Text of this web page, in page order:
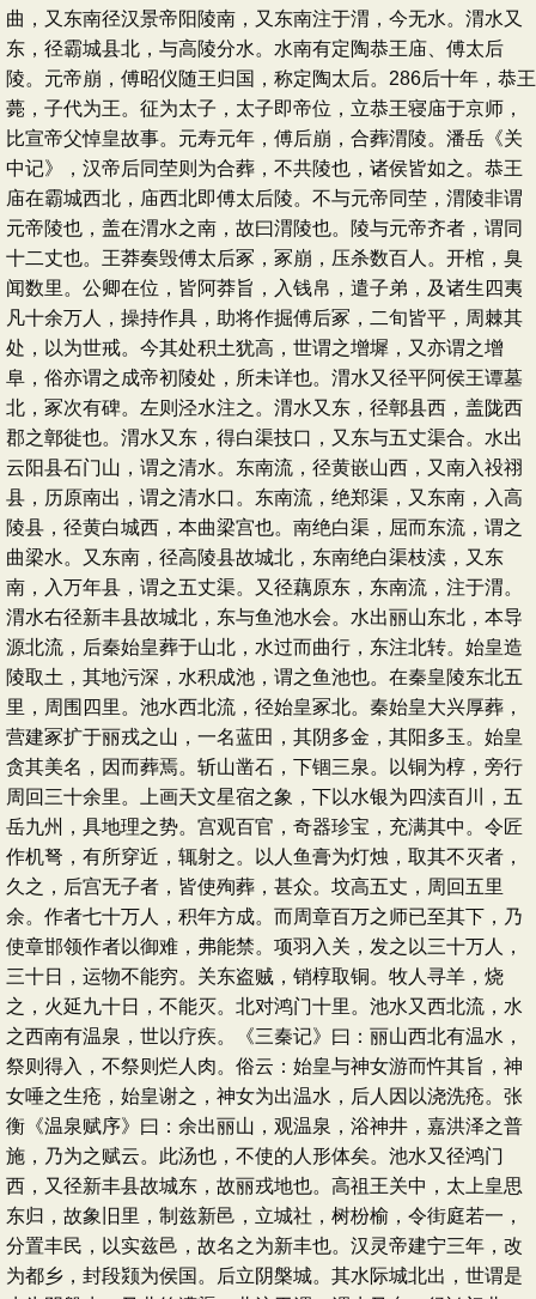
曲，又东南径汉景帝阳陵南，又东南注于渭，今无水。渭水又
东，径霸城县北，与高陵分水。水南有定陶恭王庙、傅太后
陵。元帝崩，傅昭仪随王归国，称定陶太后。286后十年，恭王
薨，子代为王。征为太子，太子即帝位，立恭王寝庙于京师，
比宣帝父悼皇故事。元寿元年，傅后崩，合葬渭陵。潘岳《关
中记》，汉帝后同茔则为合葬，不共陵也，诸侯皆如之。恭王
庙在霸城西北，庙西北即傅太后陵。不与元帝同茔，渭陵非谓
元帝陵也，盖在渭水之南，故曰渭陵也。陵与元帝齐者，谓同
十二丈也。王莽奏毁傅太后冢，冢崩，压杀数百人。开棺，臭
闻数里。公卿在位，皆阿莽旨，入钱帛，遣子弟，及诸生四夷
凡十余万人，操持作具，助将作掘傅后冢，二旬皆平，周棘其
处，以为世戒。今其处积土犹高，世谓之增墀，又亦谓之增
阜，俗亦谓之成帝初陵处，所未详也。渭水又径平阿侯王谭墓
北，冢次有碑。左则泾水注之。渭水又东，径鄣县西，盖陇西
郡之鄣徙也。渭水又东，得白渠技口，又东与五丈渠合。水出
云阳县石门山，谓之清水。东南流，径黄嵌山西，又南入祋祤
县，历原南出，谓之清水口。东南流，绝郑渠，又东南，入高
陵县，径黄白城西，本曲梁宫也。南绝白渠，屈而东流，谓之
曲梁水。又东南，径高陵县故城北，东南绝白渠枝渎，又东
南，入万年县，谓之五丈渠。又径藕原东，东南流，注于渭。
渭水右径新丰县故城北，东与鱼池水会。水出丽山东北，本导
源北流，后秦始皇葬于山北，水过而曲行，东注北转。始皇造
陵取土，其地污深，水积成池，谓之鱼池也。在秦皇陵东北五
里，周围四里。池水西北流，径始皇冢北。秦始皇大兴厚葬，
营建冢扩于丽戎之山，一名蓝田，其阴多金，其阳多玉。始皇
贪其美名，因而葬焉。斩山凿石，下锢三泉。以铜为椁，旁行
周回三十余里。上画天文星宿之象，下以水银为四渎百川，五
岳九州，具地理之势。宫观百官，奇器珍宝，充满其中。令匠
作机弩，有所穿近，辄射之。以人鱼膏为灯烛，取其不灭者，
久之，后宫无子者，皆使殉葬，甚众。坟高五丈，周回五里
余。作者七十万人，积年方成。而周章百万之师已至其下，乃
使章邯领作者以御难，弗能禁。项羽入关，发之以三十万人，
三十日，运物不能穷。关东盗贼，销椁取铜。牧人寻羊，烧
之，火延九十日，不能灭。北对鸿门十里。池水又西北流，水
之西南有温泉，世以疗疾。《三秦记》曰：丽山西北有温水，
祭则得入，不祭则烂人肉。俗云：始皇与神女游而忤其旨，神
女唾之生疮，始皇谢之，神女为出温水，后人因以浇洗疮。张
衡《温泉赋序》曰：余出丽山，观温泉，浴神井，嘉洪泽之普
施，乃为之赋云。此汤也，不使的人形体矣。池水又径鸿门
西，又径新丰县故城东，故丽戎地也。高祖王关中，太上皇思
东归，故象旧里，制兹新邑，立城社，树枌榆，令街庭若一，
分置丰民，以实兹邑，故名之为新丰也。汉灵帝建宁三年，改
为都乡，封段颎为侯国。后立阴槃城。其水际城北出，世谓是